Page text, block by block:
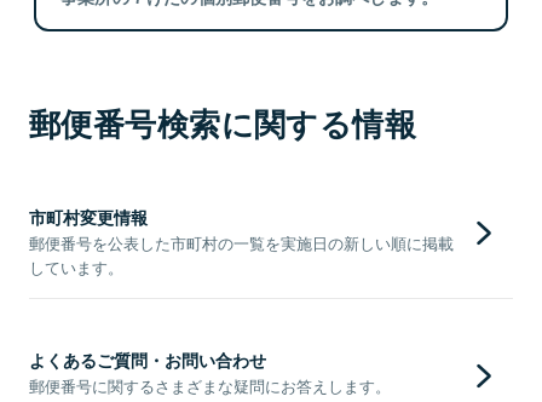
郵便番号検索に関する情報
市町村変更情報
郵便番号を公表した市町村の一覧を実施日の新しい順に掲載
しています。
よくあるご質問・お問い合わせ
郵便番号に関するさまざまな疑問にお答えします。